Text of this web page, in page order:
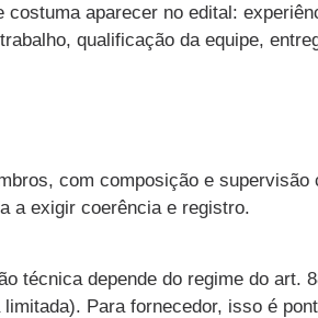
aparecer no edital:
qualificação da equipe,
com composição e
a exigir coerência e registro.
técnica depende do regime do art.
Para fornecedor, isso é